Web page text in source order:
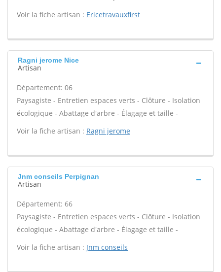
Voir la fiche artisan : Ericetravauxfirst
Ragni jerome Nice
Artisan
Département: 06
Paysagiste - Entretien espaces verts - Clôture - Isolation
écologique - Abattage d'arbre - Élagage et taille -
Voir la fiche artisan : Ragni jerome
Jnm conseils Perpignan
Artisan
Département: 66
Paysagiste - Entretien espaces verts - Clôture - Isolation
écologique - Abattage d'arbre - Élagage et taille -
Voir la fiche artisan : Jnm conseils